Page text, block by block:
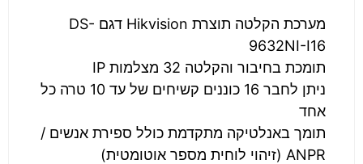
מערכת הקלטה תוצרת Hikvision דגם DS-
9632NI-I16
תומכת בחיבור והקלטה 32 מצלמות IP
ניתן לחבר 16 כוננים קשיחים של עד 10 טרה כל
אחד
תומך באנלטיקה מתקדמת כולל ספירת אנשים /
ANPR (זיהוי לוחית מספר אוטומטית)